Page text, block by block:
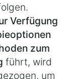
Verfügung
zum
führt, wird
um